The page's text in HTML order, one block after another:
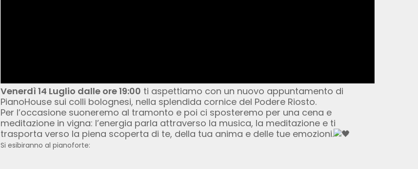
Venerdì 14 Luglio dalle ore 19:00 ti aspettiamo con un nuovo appuntamento di
PianoHouse sui colli bolognesi, nella splendida cornice del Podere Riosto.
Per l’occasione suoneremo al tramonto e poi ci sposteremo per una cena e
meditazione in vigna: l’energia parla attraverso la musica, la meditazione e ti
trasporta verso la piena scoperta di te, della tua anima e delle tue emozioni.
Si esibiranno al pianoforte: